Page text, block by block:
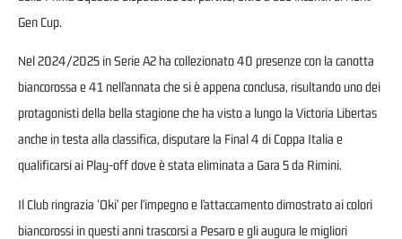
Gen Cup.
Nel 2024/2025 in Serie A2 ha collezionato 40 presenze con la canotta
biancorossa e 41 nell’annata che si è appena conclusa, risultando uno dei
protagonisti della bella stagione che ha visto a lungo la Victoria Libertas
anche in testa alla classifica, disputare la Final 4 di Coppa Italia e
qualificarsi ai Play-off dove è stata eliminata a Gara 5 da Rimini.
Il Club ringrazia ‘Oki’ per l’impegno e l’attaccamento dimostrato ai colori
biancorossi in questi anni trascorsi a Pesaro e gli augura le migliori